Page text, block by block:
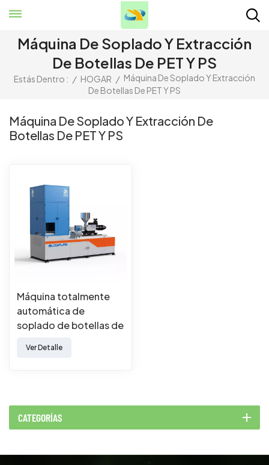
Máquina De Soplado Y Extracción
De Botellas De PET Y PS
Estás Dentro : / HOGAR / Máquina De Soplado Y Extracción
De Botellas De PET Y PS
Máquina De Soplado Y Extracción De
Botellas De PET Y PS
Máquina totalmente
automática de
soplado de botellas de
extrusión)
Ver Detalle
CATEGORÍAS